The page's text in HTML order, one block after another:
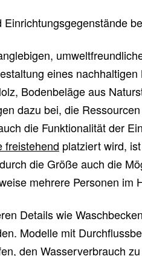
Einrichtungsgegenstände
eines
Bodenbeläge aus
dazu bei, die
die Funktionalität der
freistehend platziert wird,
die Größe auch die
mehrere Personen im
Details wie
Modelle mit
den Wasserverbrauch